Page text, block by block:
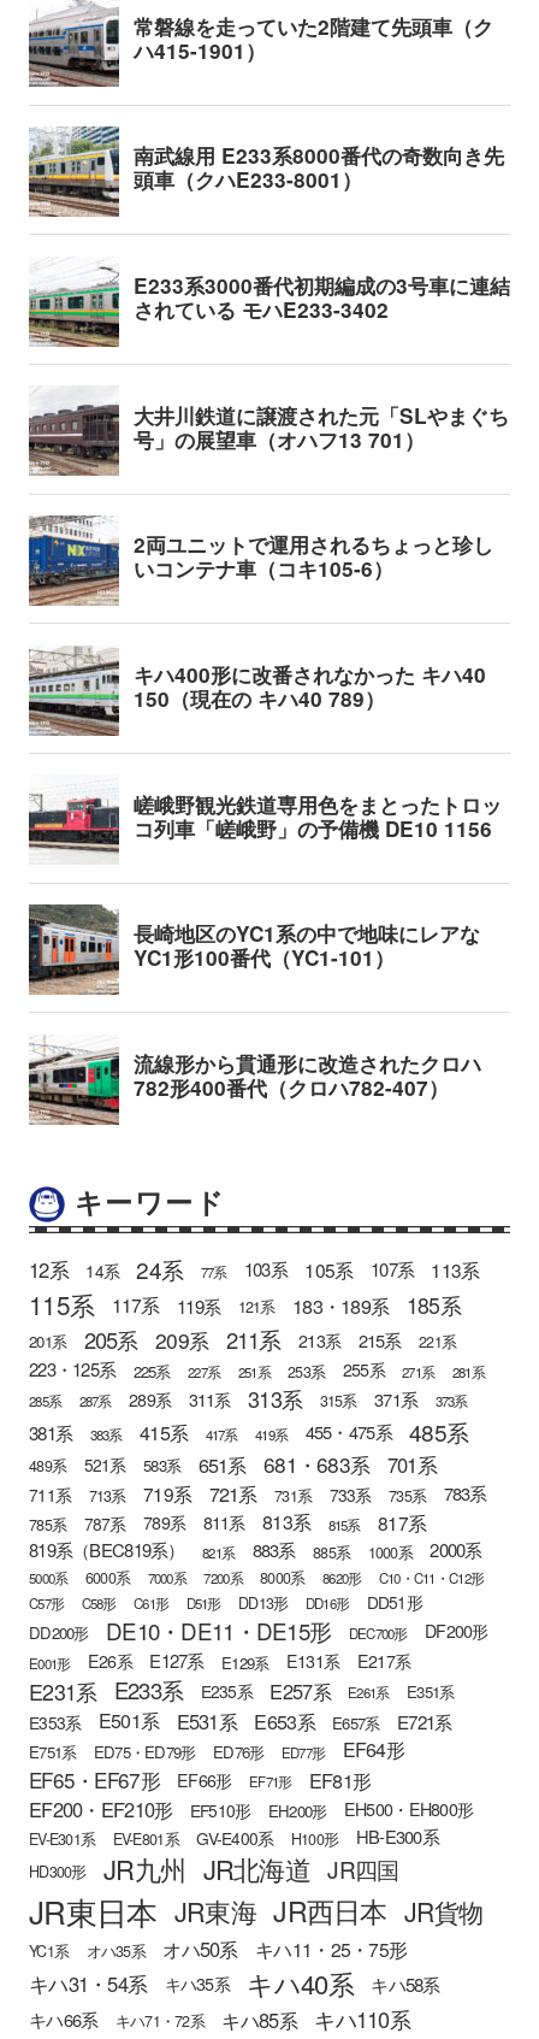
キーワード
12系 14系 24系 77系 103系 105系 107系 113系
115系 117系 119系 121系 183・189系 185系
201系 205系 209系 211系 213系 215系 221系
223・125系 225系 227系 251系 253系 255系 271系
281系
285系
287系 289系 311系 313系 315系 371系 373系
381系 383系 415系 417系 419系 455・475系 485系
489系 521系 583系 651系 681・683系 701系
711系 713系 719系 721系 731系 733系 735系 783系
785系 787系 789系 811系 813系 815系 817系
819系（BEC819系） 821系 883系 885系 1000系 2000系
5000系 6000系 7000系 7200系 8000系 8620形
C10・C11・C12形
C57形
C58形 C61形 D51形 DD13形 DD16形 DD51形
DD200形 DE10・DE11・DE15形 DEC700形 DF200形
E001形 E26系 E127系 E129系 E131系 E217系
E231系 E233系 E235系 E257系 E261系 E351系
E353系 E501系 E531系 E653系 E657系 E721系
E751系 ED75・ED79形 ED76形 ED77形 EF64形
EF65・EF67形 EF66形 EF71形
EF81形
EF200・EF210形
EF510形 EH200形 EH500・EH800形
EV-E301系 EV-E801系 GV-E400系 H100形 HB-E300系
HD300形 JR九州 JR北海道 JR四国
JR東日本 JR東海 JR西日本 JR貨物
YC1系 オハ35系 オハ50系 キハ11・25・75形
キハ31・54系 キハ35系 キハ40系 キハ58系
キハ66系 キハ71・72系 キハ85系 キハ110系